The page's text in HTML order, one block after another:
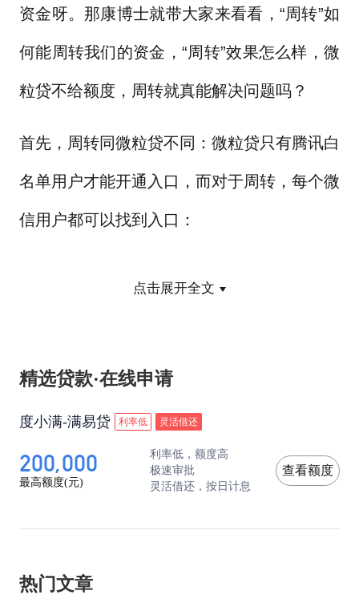
资金呀。那康博士就带大家来看看，“周转”如
何能周转我们的资金，“周转”效果怎么样，微
粒贷不给额度，周转就真能解决问题吗？
首先，周转同微粒贷不同：微粒贷只有腾讯白
名单用户才能开通入口，而对于周转，每个微
信用户都可以找到入口：
点击展开全文
精选贷款·在线申请
度小满-满易贷 利率低 灵活借还
200,000
最高额度(元)
利率低，额度高
极速审批
灵活借还，按日计息
查看额度
热门文章